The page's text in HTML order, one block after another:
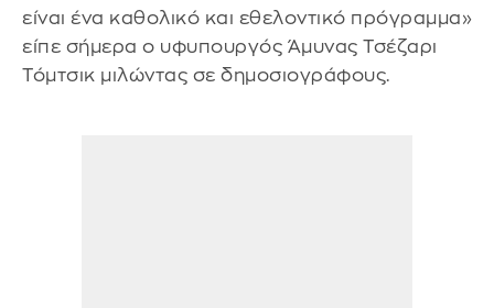
είναι ένα καθολικό και εθελοντικό πρόγραμμα»
είπε σήμερα ο υφυπουργός Άμυνας Τσέζαρι
Τόμτσικ μιλώντας σε δημοσιογράφους.